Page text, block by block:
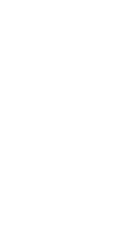
Wat goed is voor
anders dan
ook maar het
rechtvaardigheid
goddelijke bron
woestijn van deze
zodat we, als het
druppels, niet
De wil van God